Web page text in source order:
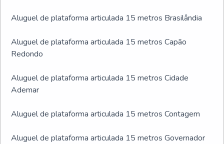
Aluguel de plataforma articulada 15 metros Brasilândia
Aluguel de plataforma articulada 15 metros Capão
Redondo
Aluguel de plataforma articulada 15 metros Cidade
Ademar
Aluguel de plataforma articulada 15 metros Contagem
Aluguel de plataforma articulada 15 metros Governador